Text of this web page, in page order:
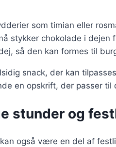
som timian eller
stykker chokolade i dejen
så den kan formes til
snack, der kan
en opskrift, der passer til
stunder og
også være en del af